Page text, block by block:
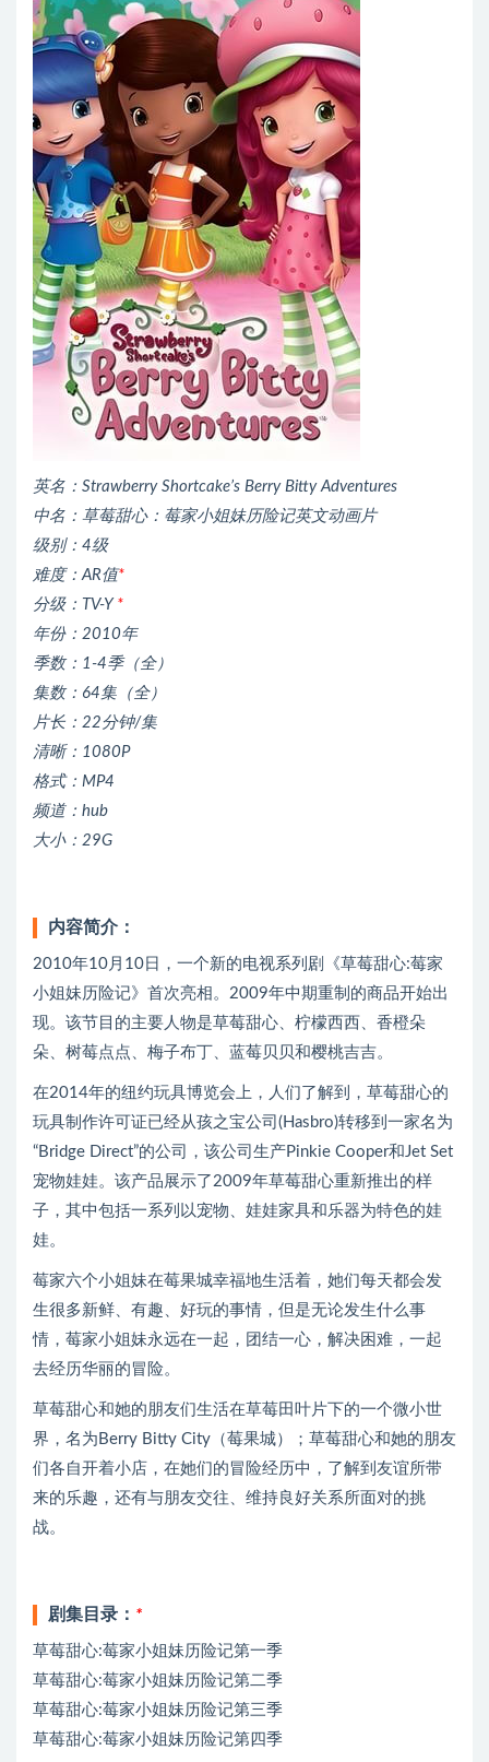
英名：Strawberry Shortcake’s Berry Bitty Adventures
中名：草莓甜心：莓家小姐妹历险记英文动画片
级别：4级
难度：AR值*
分级：TV-Y *
年份：2010年
季数：1-4季（全）
集数：64集（全）
片长：22分钟/集
清晰：1080P
格式：MP4
频道：hub
大小：29G
内容简介：
2010年10月10日，一个新的电视系列剧《草莓甜心:莓家
小姐妹历险记》首次亮相。2009年中期重制的商品开始出
现。该节目的主要人物是草莓甜心、柠檬西西、香橙朵
朵、树莓点点、梅子布丁、蓝莓贝贝和樱桃吉吉。
在2014年的纽约玩具博览会上，人们了解到，草莓甜心的
玩具制作许可证已经从孩之宝公司(Hasbro)转移到一家名为
“Bridge Direct”的公司，该公司生产Pinkie Cooper和Jet Set
宠物娃娃。该产品展示了2009年草莓甜心重新推出的样
子，其中包括一系列以宠物、娃娃家具和乐器为特色的娃
娃。
莓家六个小姐妹在莓果城幸福地生活着，她们每天都会发
生很多新鲜、有趣、好玩的事情，但是无论发生什么事
情，莓家小姐妹永远在一起，团结一心，解决困难，一起
去经历华丽的冒险。
草莓甜心和她的朋友们生活在草莓田叶片下的一个微小世
界，名为Berry Bitty City（莓果城）；草莓甜心和她的朋友
们各自开着小店，在她们的冒险经历中，了解到友谊所带
来的乐趣，还有与朋友交往、维持良好关系所面对的挑
战。
剧集目录： *
草莓甜心:莓家小姐妹历险记第一季
草莓甜心:莓家小姐妹历险记第二季
草莓甜心:莓家小姐妹历险记第三季
草莓甜心:莓家小姐妹历险记第四季